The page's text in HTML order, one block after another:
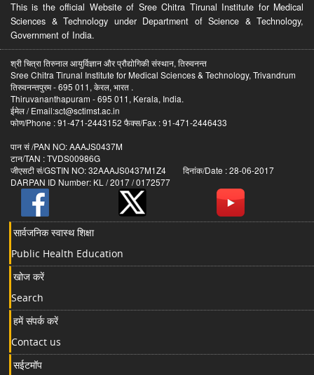
This is the official Website of Sree Chitra Tirunal Institute for Medical
Sciences & Technology under Department of Science & Technology,
Government of India.
श्री चित्रा तिरुनाल आयुर्विज्ञान और प्रौद्योगिकी संस्थान, तिरुवनन्त
Sree Chitra Tirunal Institute for Medical Sciences & Technology, Trivandrum
तिरुवनन्तपुरम - 695 011, केरल, भारत .
Thiruvananthapuram - 695 011, Kerala, India.
ईमेल / Email:sct@sctimst.ac.in
फोण/Phone : 91-471-2443152 फैक्स/Fax : 91-471-2446433
पान सं /PAN NO: AAAJS0437M
टान/TAN : TVDS00986G
जीएसटी सं/GSTIN NO: 32AAAJS0437M1Z4 दिनांक/Date : 28-06-2017
DARPAN ID Number: KL / 2017 / 0172577
सार्वजनिक स्वास्थ शिक्षा
Public Health Education
खोज करें
Search
हमें संपर्क करें
Contact us
सईटमॉप